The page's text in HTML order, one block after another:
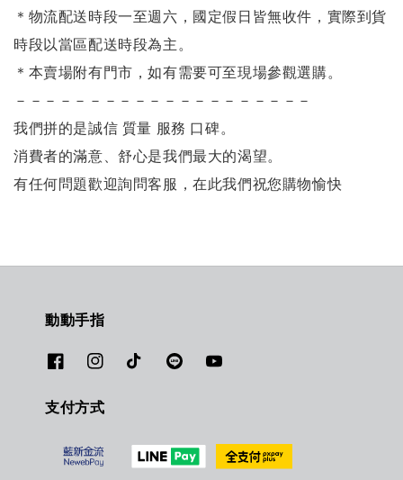
＊物流配送時段一至週六，國定假日皆無收件，實際到貨
時段以當區配送時段為主。
＊本賣場附有門市，如有需要可至現場參觀選購。
－－－－－－－－－－－－－－－－－－－－
我們拼的是誠信 質量 服務 口碑。
消費者的滿意、舒心是我們最大的渴望。
有任何問題歡迎詢問客服，在此我們祝您購物愉快
動動手指
支付方式